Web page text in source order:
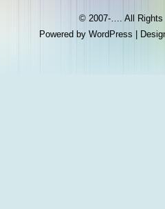
© 2007-…. All
Powered by WordPress |